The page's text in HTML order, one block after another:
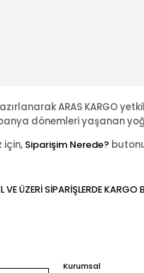
ARAS KARGO
dönemleri yaşanan
için, Siparişim Nerede?
VE ÜZERİ SİPARİŞLERDE KARGO
Kurumsal